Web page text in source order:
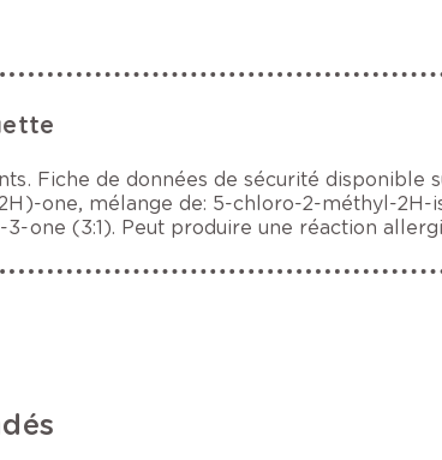
Fiche de données de sécurité disponible
one, mélange de: 5-chloro-2-méthyl-2H-
one (3:1). Peut produire une réaction